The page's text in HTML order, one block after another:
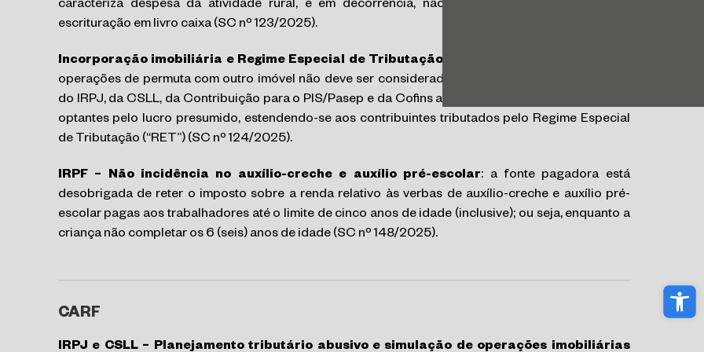
caracteriza despesa da atividade rural, e em decorrência, não gera registro, como tal, para
escrituração em livro caixa (SC nº 123/2025).
Incorporação imobiliária e Regime Especial de Tributação
operações de permuta com outro imóvel não deve ser considerado receita para fins de incidência
do IRPJ, da CSLL, da Contribuição para o PIS/Pasep e da Cofins apurados pelas pessoas jurídicas
optantes pelo lucro presumido, estendendo-se aos contribuintes tributados pelo Regime Especial
de Tributação (“RET”) (SC nº 124/2025).
IRPF – Não incidência no auxílio-creche e auxílio pré-escolar: a fonte pagadora está
desobrigada de reter o imposto sobre a renda relativo às verbas de auxílio-creche e auxílio pré-
escolar pagas aos trabalhadores até o limite de cinco anos de idade (inclusive); ou seja, enquanto a
criança não completar os 6 (seis) anos de idade (SC nº 148/2025).
CARF
IRPJ e CSLL – Planejamento tributário abusivo e simulação de operações imobiliárias